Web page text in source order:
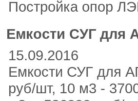
Постройка опор
Емкости СУГ для
15.09.2016
Емкости СУГ для
руб/шт, 10 м3 -